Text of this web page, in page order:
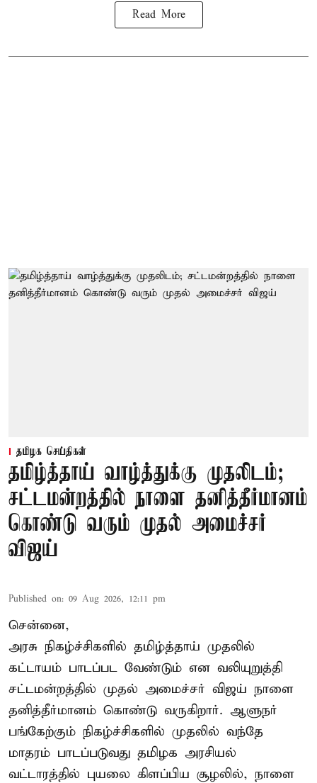
Read More
தமிழக செய்திகள்
தமிழ்த்தாய் வாழ்த்துக்கு முதலிடம்;
சட்டமன்றத்தில் நாளை தனித்தீர்மானம்
கொண்டு வரும் முதல் அமைச்சர்
விஜய்
Published on: 09 Aug 2026, 12:11 pm
சென்னை,
அரசு நிகழ்ச்சிகளில் தமிழ்த்தாய் முதலில்
கட்டாயம் பாடப்பட வேண்டும் என வலியுறுத்தி
சட்டமன்றத்தில் முதல் அமைச்சர் விஜய் நாளை
தனித்தீர்மானம் கொண்டு வருகிறார். ஆளுநர்
பங்கேற்கும் நிகழ்ச்சிகளில் முதலில் வந்தே
மாதரம் பாடப்படுவது தமிழக அரசியல்
வட்டாரத்தில் புயலை கிளப்பிய சூழலில், நாளை